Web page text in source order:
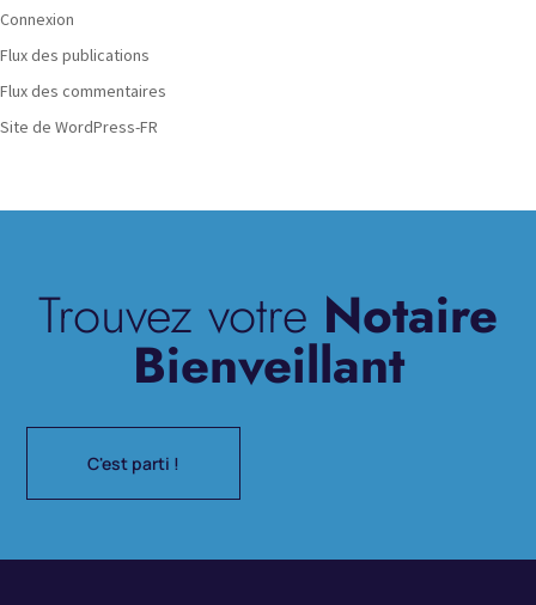
Connexion
Flux des publications
Flux des commentaires
Site de WordPress-FR
Trouvez votre Notaire
Bienveillant
C'est parti !